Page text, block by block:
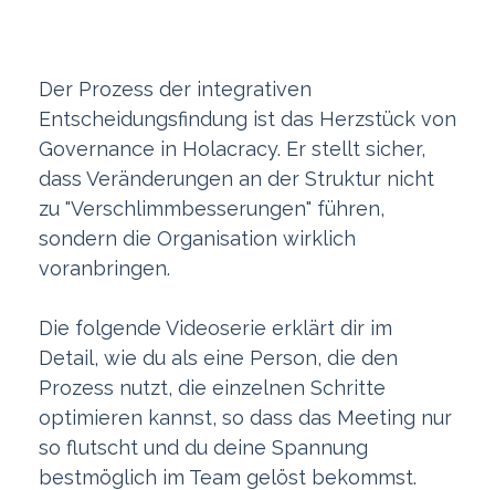
Der Prozess der integrativen
Entscheidungsfindung ist das Herzstück von
Governance in Holacracy. Er stellt sicher,
dass Veränderungen an der Struktur nicht
zu "Verschlimmbesserungen" führen,
sondern die Organisation wirklich
voranbringen.
Die folgende Videoserie erklärt dir im
Detail, wie du als eine Person, die den
Prozess nutzt, die einzelnen Schritte
optimieren kannst, so dass das Meeting nur
so flutscht und du deine Spannung
bestmöglich im Team gelöst bekommst.